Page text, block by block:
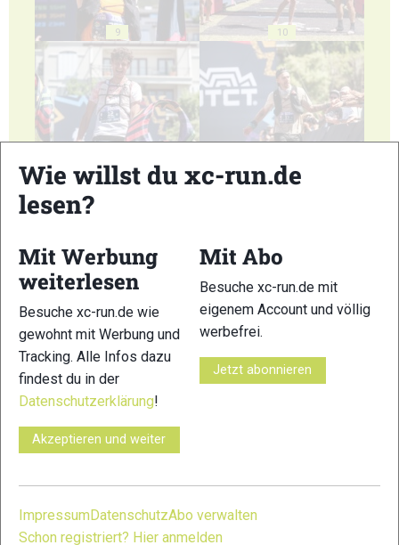
9 10
13 14
Wie willst du xc-run.de
lesen?
Mit Werbung
weiterlesen
Besuche xc-run.de wie
gewohnt mit Werbung und
Tracking. Alle Infos dazu
findest du in der
Datenschutzerklärung!
Akzeptieren und weiter
Mit Abo
Besuche xc-run.de mit
eigenem Account und völlig
werbefrei.
Jetzt abonnieren
Impressum DatenschutzAbo verwalten
Schon registriert? Hier anmelden